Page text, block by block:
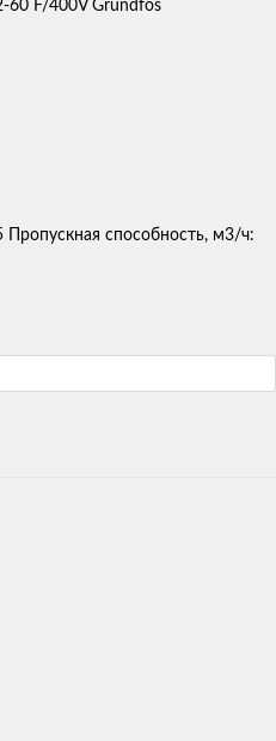
способность, м3/ч: